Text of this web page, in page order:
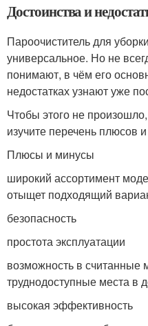
Достоинства и
Пароочиститель для
универсальное. Но не
понимают, в чём его
недостатках узнают уже
Чтобы этого не
изучите перечень плюсов
Плюсы и минусы
широкий ассортимент
отыщет подходящий
безопасность
простота эксплуатации
возможность в считанные
труднодоступные места в
высокая эффективность